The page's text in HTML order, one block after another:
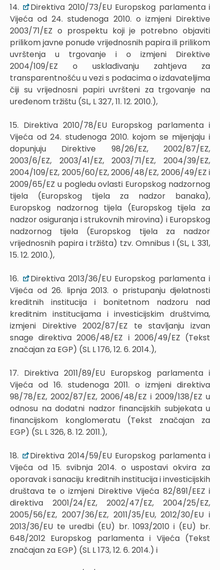
14.
Direktiva 2010/73/EU Europskog parlamenta i
Vijeća od 24. studenoga 2010. o izmjeni Direktive
2003/71/EZ o prospektu koji je potrebno objaviti
prilikom javne ponude vrijednosnih papira ili prilikom
uvrštenja u trgovanje i o izmjeni Direktive
2004/109/EZ o usklađivanju zahtjeva za
transparentnošću u vezi s podacima o izdavateljima
čiji su vrijednosni papiri uvršteni za trgovanje na
uređenom tržištu (SL, L 327, 11. 12. 2010.),
15. Direktiva 2010/78/EU Europskog parlamenta i
Vijeća od 24. studenoga 2010. kojom se mijenjaju i
dopunjuju Direktive 98/26/EZ, 2002/87/EZ,
2003/6/EZ, 2003/41/EZ, 2003/71/EZ, 2004/39/EZ,
2004/109/EZ, 2005/60/EZ, 2006/48/EZ, 2006/49/EZ i
2009/65/EZ u pogledu ovlasti Europskog nadzornog
tijela (Europskog tijela za nadzor banaka),
Europskog nadzornog tijela (Europskog tijela za
nadzor osiguranja i strukovnih mirovina) i Europskog
nadzornog tijela (Europskog tijela za nadzor
vrijednosnih papira i tržišta) tzv. Omnibus I (SL, L 331,
15. 12. 2010.),
16.
Direktiva 2013/36/EU Europskog parlamenta i
Vijeća od 26. lipnja 2013. o pristupanju djelatnosti
kreditnih institucija i bonitetnom nadzoru nad
kreditnim institucijama i investicijskim društvima,
izmjeni Direktive 2002/87/EZ te stavljanju izvan
snage direktiva 2006/48/EZ i 2006/49/EZ (Tekst
značajan za EGP) (SL L 176, 12. 6. 2014.),
17. Direktiva 2011/89/EU Europskog parlamenta i
Vijeća od 16. studenoga 2011. o izmjeni direktiva
98/78/EZ, 2002/87/EZ, 2006/48/EZ i 2009/138/EZ u
odnosu na dodatni nadzor financijskih subjekata u
financijskom konglomeratu (Tekst značajan za
EGP) (SL L 326, 8. 12. 2011.),
18.
Direktiva 2014/59/EU Europskog parlamenta i
Vijeća od 15. svibnja 2014. o uspostavi okvira za
oporavak i sanaciju kreditnih institucija i investicijskih
društava te o izmjeni Direktive Vijeća 82/891/EEZ i
direktiva 2001/24/EZ, 2002/47/EZ, 2004/25/EZ,
2005/56/EZ, 2007/36/EZ, 2011/35/EU, 2012/30/EU i
2013/36/EU te uredbi (EU) br. 1093/2010 i (EU) br.
648/2012 Europskog parlamenta i Vijeća (Tekst
značajan za EGP) (SL L 173, 12. 6. 2014.) i